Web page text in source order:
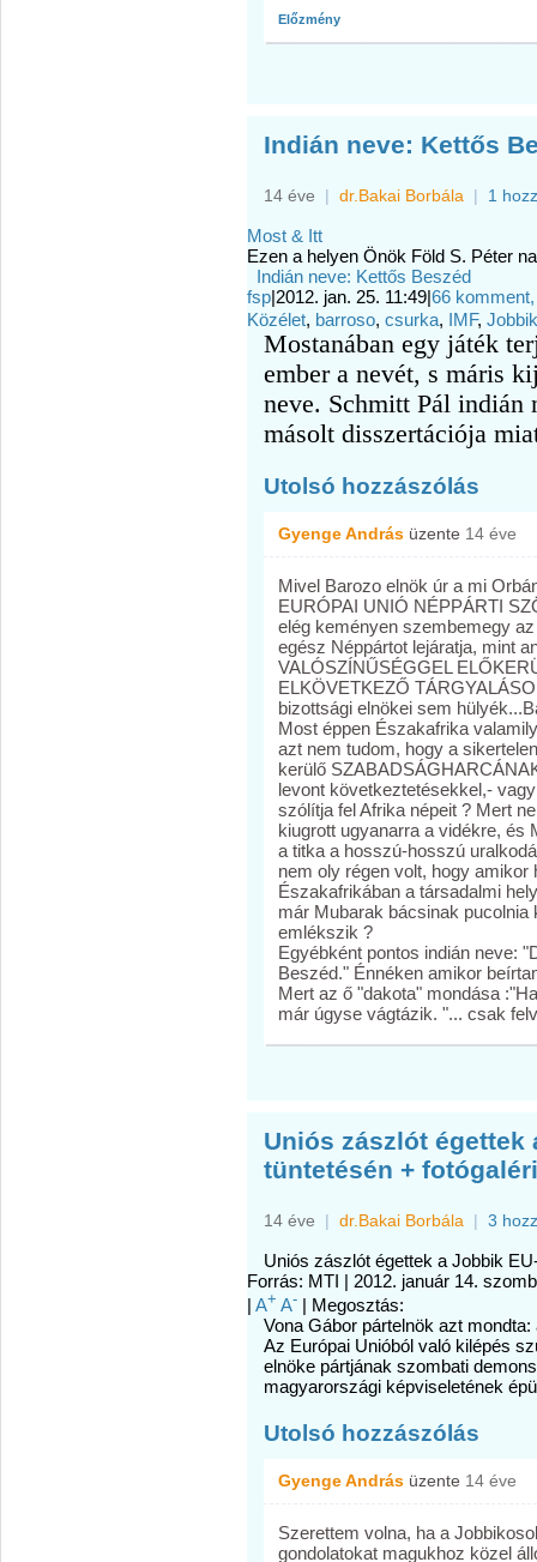
Előzmény
Indián neve: Kettős
14 éve | dr.Bakai Borbála | 1
Most & Itt
Ezen a helyen Önök Föld S. Péter
Indián neve: Kettős Beszéd
fsp|2012. jan. 25. 11:49|66
Közélet, barroso, csurka, IMF, Jobbik
Mostanában egy játék
ember a nevét, s máris
neve. Schmitt Pál indián
másolt disszertációja
Utolsó hozzászólás
Gyenge András üzente 14 éve
Mivel Barozo elnök úr a mi
EURÓPAI UNIÓ NÉPPÁRTI
elég keményen szembemegy
egész Néppártot lejáratja, mint
VALÓSZÍNŰSÉGGEL
ELKÖVETKEZŐ
bizottsági elnökei sem
Most éppen Északafrika
azt nem tudom, hogy a
kerülő
levont következtetésekkel,-
szólítja fel Afrika népeit ? Mert
kiugrott ugyanarra a vidékre, és
a titka a hosszú-hosszú
nem oly régen volt, hogy
Északafrikában a társadalmi
már Mubarak bácsinak pucolnia
emlékszik ?
Egyébként pontos indián neve:
Beszéd." Énnéken amikor
Mert az ő "dakota" mondása
már úgyse vágtázik. "... csak
Uniós zászlót égettek
tüntetésén +
14 éve | dr.Bakai Borbála | 3
Uniós zászlót égettek a Jobbik
Forrás: MTI | 2012. január 14.
| A+ A- | Megosztás:
Vona Gábor pártelnök azt
Az Európai Unióból való kilépés
elnöke pártjának szombati
magyarországi képviseletének
Utolsó hozzászólás
Gyenge András üzente 14 éve
Szerettem volna, ha a
gondolatokat magukhoz közel